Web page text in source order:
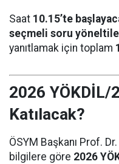
Saat 10.15’te
seçmeli soru
yanıtlamak için toplam
2026 YÖKDİL/
Katılacak?
ÖSYM Başkanı Prof.
bilgilere göre 2026